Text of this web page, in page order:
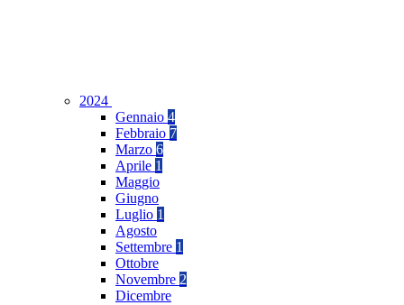
2024
Gennaio 4
Febbraio 7
Marzo 6
Aprile 1
Maggio
Giugno
Luglio 1
Agosto
Settembre 1
Ottobre
Novembre 2
Dicembre